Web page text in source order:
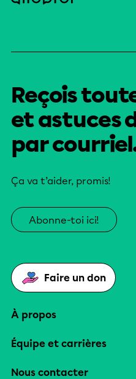
Reçois
et astuces
par
Ça va t’aider, promis!
Abonne-toi ici!
Faire un don
À propos
Équipe et carrières
Nous contacter